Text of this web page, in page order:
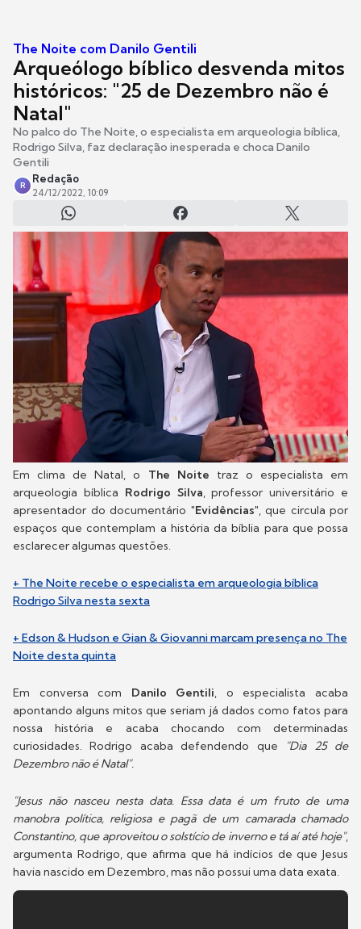
The Noite com Danilo Gentili
Arqueólogo bíblico desvenda mitos
históricos: "25 de Dezembro não é
Natal"
No palco do The Noite, o especialista em arqueologia bíblica,
Rodrigo Silva, faz declaração inesperada e choca Danilo
Gentili
R
Redação
24/12/2022, 10:09
Em clima de Natal, o The Noite traz o especialista em
arqueologia bíblica Rodrigo Silva, professor universitário e
apresentador do documentário "Evidências", que circula por
espaços que contemplam a história da bíblia para que possa
esclarecer algumas questões.
+ The Noite recebe o especialista em arqueologia bíblica
Rodrigo Silva nesta sexta
+ Edson & Hudson e Gian & Giovanni marcam presença no The
Noite desta quinta
Em conversa com Danilo Gentili, o especialista acaba
apontando alguns mitos que seriam já dados como fatos para
nossa história e acaba chocando com determinadas
curiosidades. Rodrigo acaba defendendo que "Dia 25 de
Dezembro não é Natal".
"Jesus não nasceu nesta data. Essa data é um fruto de uma
manobra política, religiosa e pagã de um camarada chamado
Constantino, que aproveitou o solstício de inverno e tá aí até hoje",
argumenta Rodrigo, que afirma que há indícios de que Jesus
havia nascido em Dezembro, mas não possui uma data exata.